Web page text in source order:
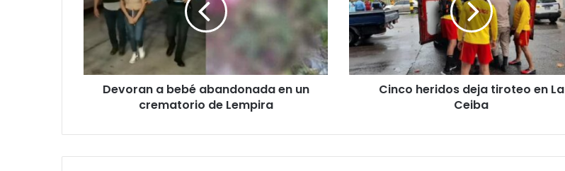
en
un
crematorio
de
Lempira
Devoran a bebé abandonada en un
crematorio de Lempira
en
La
Ceiba
Cinco heridos deja tiroteo en La
Ceiba